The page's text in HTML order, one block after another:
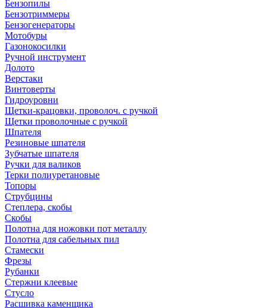
Бензопилы
Бензотриммеры
Бензогенераторы
Мотобуры
Газонокосилки
Ручной инструмент
Долото
Верстаки
Винтоверты
Гидроуровни
Щетки-крацовки, проволоч. с ручкой
Щетки проволочные с ручкой
Шпателя
Резиновые шпателя
Зубчатые шпателя
Ручки для валиков
Терки полиуретановые
Топоры
Струбцины
Степлера, скобы
Скобы
Полотна для ножовки пот металлу
Полотна для сабельных пил
Стамески
Фрезы
Рубанки
Стержни клеевые
Стусло
Расшивка каменщика